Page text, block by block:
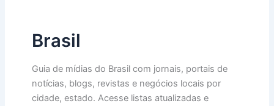
Brasil
Guia de mídias do Brasil com jornais, portais de
notícias, blogs, revistas e negócios locais por
cidade, estado. Acesse listas atualizadas e